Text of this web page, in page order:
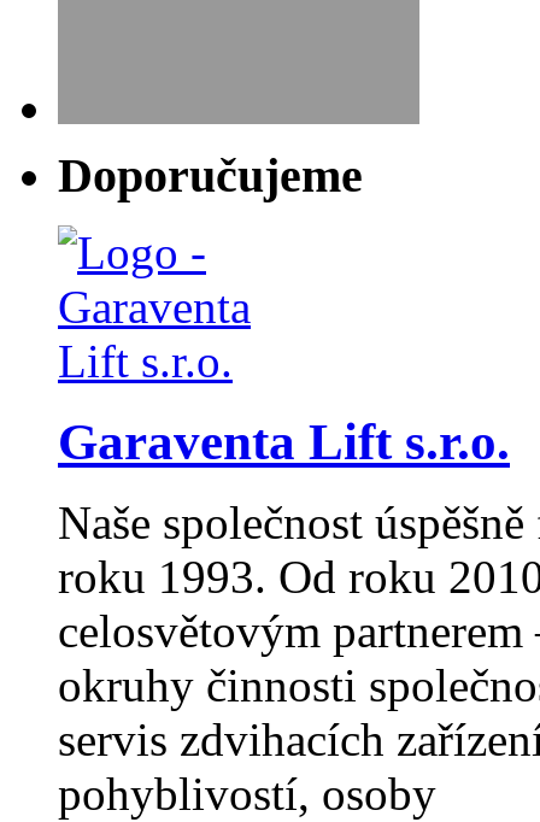
Doporučujeme
Garaventa Lift s.r.o.
Naše společnost
roku 1993. Od roku
celosvětovým
okruhy činnosti
servis zdvihacích
pohyblivostí, osoby